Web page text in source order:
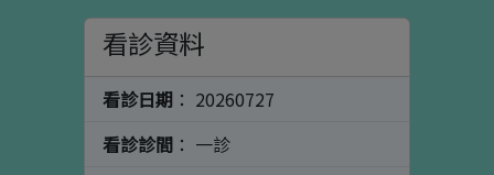
看診資料
看診日期 ： 20260727
看診診間 ： 一診